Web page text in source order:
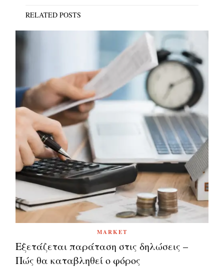
RELATED POSTS
MARKET
Εξετάζεται παράταση στις δηλώσεις –
Πώς θα καταβληθεί ο φόρος